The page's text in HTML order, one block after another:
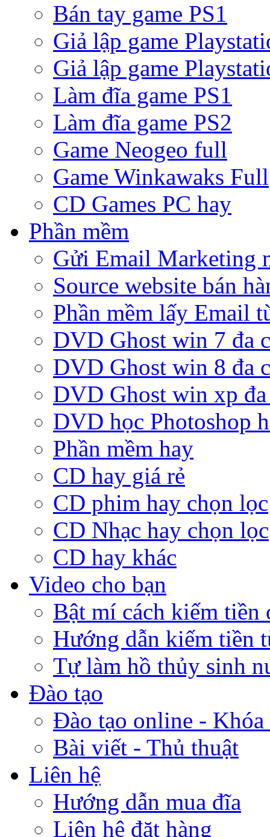
Bán tay game PS1
Giả lập game
Giả lập game
Làm đĩa game PS1
Làm đĩa game PS2
Game Neogeo full
Game Winkawaks Full
CD Games PC hay
Phần mềm
Gửi Email Marketing
Source website bán
Phần mềm lấy Email
DVD Ghost win 7 đa
DVD Ghost win 8 đa
DVD Ghost win xp
DVD học Photoshop
Phần mềm hay
CD hay giá rẻ
CD phim hay chọn lọc
CD Nhạc hay chọn lọc
CD hay khác
Video cho bạn
Bật mí cách kiếm tiền
Hướng dẫn kiếm tiền
Tự làm hồ thủy sinh
Đào tạo
Đào tạo online -
Bài viết - Thủ thuật
Liên hệ
Hướng dẫn mua đĩa
Liên hệ đặt hàng